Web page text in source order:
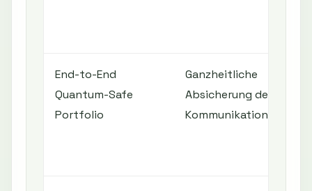
End-to-End
Quantum-Safe
Portfolio
Ganzheitliche
Absicherung der
Kommunikationswege